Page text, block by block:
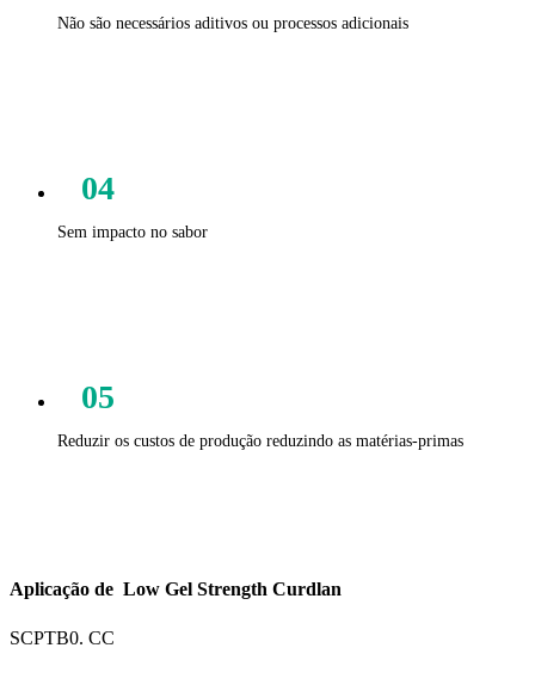
Não são necessários aditivos ou processos adicionais
04
Sem impacto no sabor
05
Reduzir os custos de produção reduzindo as matérias-primas
Aplicação de Low Gel Strength Curdlan
SCPTB0. CC